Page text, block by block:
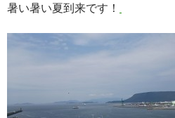
暑い暑い夏到来です！